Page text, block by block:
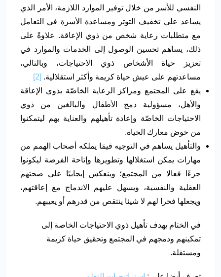
النفسي للأسر من خلال توفير الموارد اللازمة، الأمر الذي
يساعد على تخفيف التوتر ومساعدة الأسرة في التعامل
مع متطلبات رعاية شخص من ذوي الإعاقة. علاوةً على
ذلك، يساهم تحسين الوصول إلى الخدمات والموارد في
تعزيز حياة الأشخاص ذوي الاحتياجات، وبالتالي،
مساعدتهم على عيش حياة كريمة وأكثر استقلالية. [2]
يقع على المجتمع ومراكز الرعاية الخاصّة بذوي الإعاقة
والأهل، مسؤولية دمج الأطفال والبالغين من ذوي
الاحتياجات الخاصّة وإعادة تأهيلهم والعناية بهم ليتمكنوا
من خوض معارك الحياة.
والتأهيل يساهم في التوجيه فيمَا يملكه أصحاب الهمم من
مهارات يمكن استغلالها وتطويرها وإتاحة الفرصة ليكونوا
جزءًا فعالا من المجتمع؛ وينعكس إيجابيًا على صحتهم
العقلية والنفسية، ويسهل عليهم الاندماج مع إعاقتهم،
ويجعلها فخرا لهم لا شيئا ينتقص من قدرهم أو يعيبهم.
في الختام يهدف تأهيل ذوي الاحتياجات الخاصة إلى
تمكينهم ودمجهم في المجتمع وتحقيق حياة كريمة
ومستقلة.